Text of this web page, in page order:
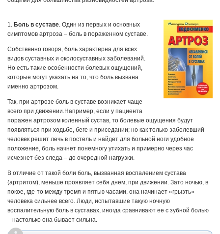
1. Боль в суставе . Один из первых и основных
симптомов артроза – боль в пораженном суставе.
Собственно говоря, боль характерна для всех
видов суставных и околосуставных заболеваний.
Но есть такие особенности болевых ощущений,
которые могут указать на то, что боль вызвана
именно артрозом.
Так, при артрозе боль в суставе возникает чаще
всего при движении.Например, если у пациента
поражен артрозом коленный сустав, то болевые ощущения будут
появляться при ходьбе, беге и приседании; но как только заболевший
человек решит лечь в постель и найдет для больной ноги удобное
положение, боль начнет понемногу утихать и примерно через час
исчезнет без следа – до очередной нагрузки.
В отличие от такой боли боль, вызванная воспалением сустава
(артритом), меньше проявляет себя днем, при движении. Зато ночью, в
покое, где-то между тремя и пятью часами, она начинает «грызть»
человека сильнее всего. Люди, испытавшие такую ночную
воспалительную боль в суставах, иногда сравнивают ее с зубной болью
– настолько она бывает сильна.